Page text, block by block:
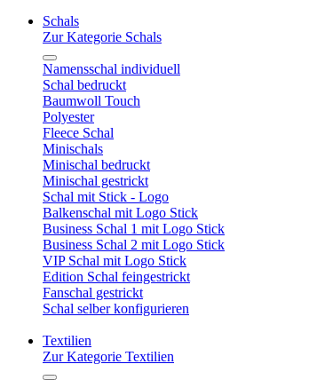
Schals
Zur Kategorie Schals
Namensschal individuell
Schal bedruckt
Baumwoll Touch
Polyester
Fleece Schal
Minischals
Minischal bedruckt
Minischal gestrickt
Schal mit Stick - Logo
Balkenschal mit Logo Stick
Business Schal 1 mit Logo Stick
Business Schal 2 mit Logo Stick
VIP Schal mit Logo Stick
Edition Schal feingestrickt
Fanschal gestrickt
Schal selber konfigurieren
Textilien
Zur Kategorie Textilien